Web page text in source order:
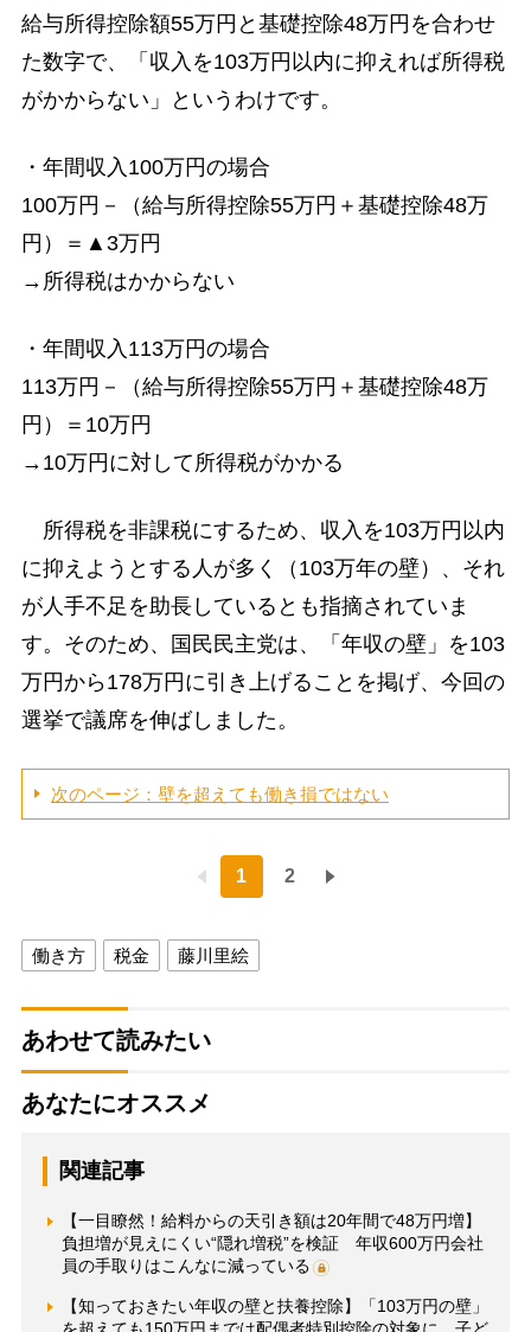
給与所得控除額55万円と基礎控除48万円を合わせ
た数字で、「収入を103万円以内に抑えれば所得税
がかからない」というわけです。
・年間収入100万円の場合
100万円－（給与所得控除55万円＋基礎控除48万
円）＝▲3万円
→所得税はかからない
・年間収入113万円の場合
113万円－（給与所得控除55万円＋基礎控除48万
円）＝10万円
→10万円に対して所得税がかかる
所得税を非課税にするため、収入を103万円以内
に抑えようとする人が多く（103万年の壁）、それ
が人手不足を助長しているとも指摘されていま
す。そのため、国民民主党は、「年収の壁」を103
万円から178万円に引き上げることを掲げ、今回の
選挙で議席を伸ばしました。
次のページ：壁を超えても働き損ではない
1 2
働き方 税金 藤川里絵
あわせて読みたい
あなたにオススメ
関連記事
【一目瞭然！給料からの天引き額は20年間で48万円増】
負担増が見えにくい“隠れ増税”を検証 年収600万円会社
員の手取りはこんなに減っている
【知っておきたい年収の壁と扶養控除】「103万円の壁」